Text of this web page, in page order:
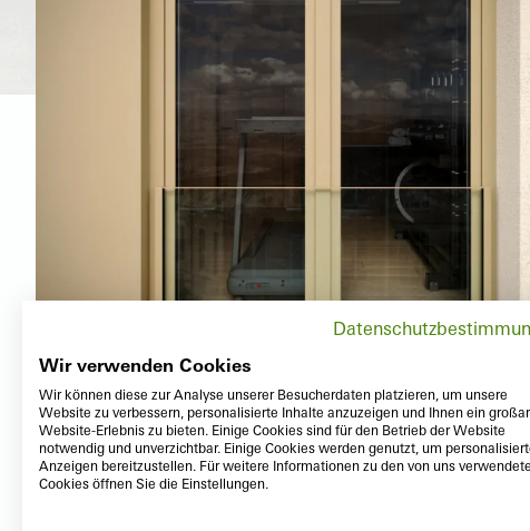
Wir verwenden Cookies
Wir können diese zur Analyse unserer Besucherdaten platzieren, um unsere
Website zu verbessern, personalisierte Inhalte anzuzeigen und Ihnen ein
Website-Erlebnis zu bieten. Einige Cookies sind für den Betrieb der Website
notwendig und unverzichtbar. Einige Cookies werden genutzt, um
Anzeigen bereitzustellen. Für weitere Informationen zu den von uns
Cookies öffnen Sie die Einstellungen.